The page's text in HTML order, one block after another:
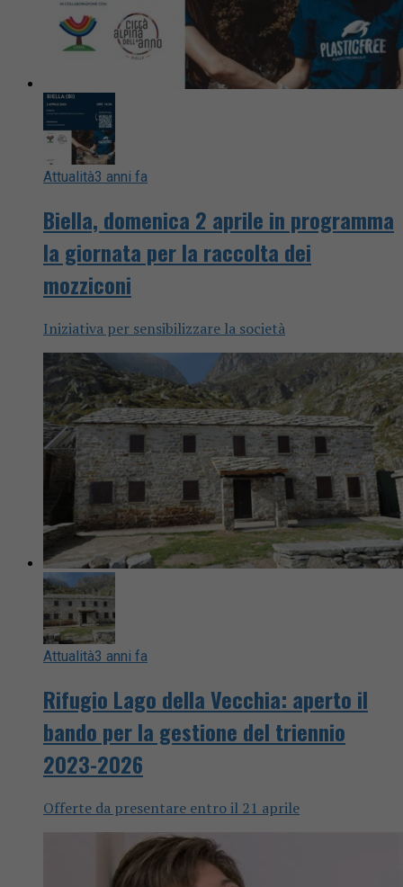
Attualità3 anni fa
Biella, domenica 2 aprile in programma
la giornata per la raccolta dei
mozziconi
Iniziativa per sensibilizzare la società
Attualità3 anni fa
Rifugio Lago della Vecchia: aperto il
bando per la gestione del triennio
2023-2026
Offerte da presentare entro il 21 aprile